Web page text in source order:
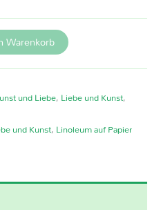
Warenkorb
und Liebe,Liebe und Kunst,
und Kunst,Linoleum auf Papier